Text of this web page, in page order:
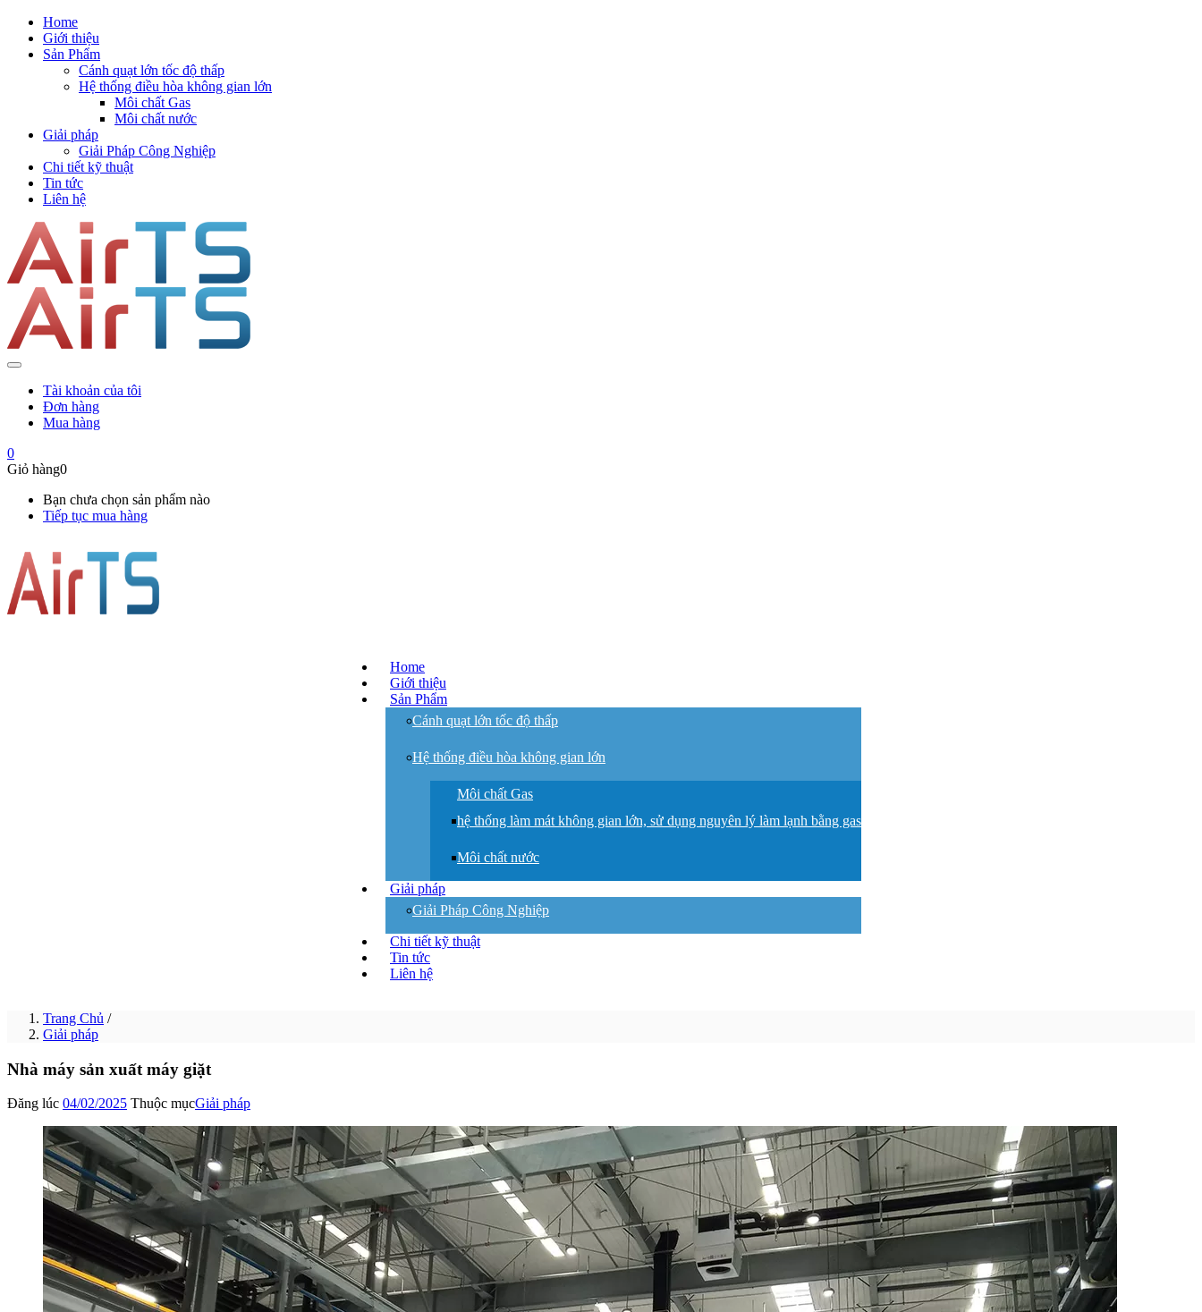
Home
Giới thiệu
Sản Phẩm
Cánh quạt lớn tốc độ thấp
Hệ thống điều hòa không gian lớn
Môi chất Gas
Môi chất nước
Giải pháp
Giải Pháp Công Nghiệp
Chi tiết kỹ thuật
Tin tức
Liên hệ
Tài khoản của tôi
Đơn hàng
Mua hàng
0
Giỏ hàng0
Bạn chưa chọn sản phẩm nào
Tiếp tục mua hàng
Home
Giới thiệu
Sản Phẩm
Cánh quạt lớn tốc độ thấp
Hệ thống điều hòa không gian lớn
Môi chất Gas
hệ thống làm mát không gian lớn, sử dụng nguyên lý làm lạnh bằng gas
Môi chất nước
Giải pháp
Giải Pháp Công Nghiệp
Chi tiết kỹ thuật
Tin tức
Liên hệ
Trang Chủ /
Giải pháp
Nhà máy sản xuất máy giặt
Đăng lúc 04/02/2025 Thuộc mụcGiải pháp